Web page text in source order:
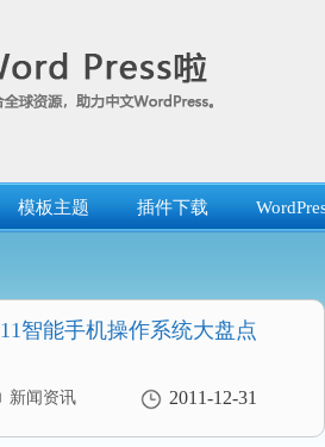
模板主题 插件下载
智能手机操作系统大盘点
2011-12-31
分
新闻资讯